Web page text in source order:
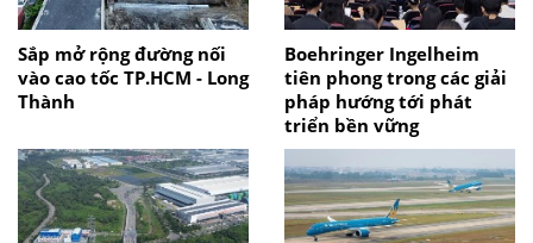
Sắp mở rộng đường nối
vào cao tốc TP.HCM - Long
Thành
Boehringer Ingelheim
tiên phong trong các giải
pháp hướng tới phát
triển bền vững